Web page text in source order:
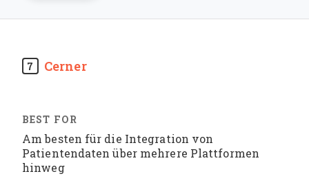
7 Cerner
Am besten für die Integration von
Patientendaten über mehrere Plattformen
hinweg